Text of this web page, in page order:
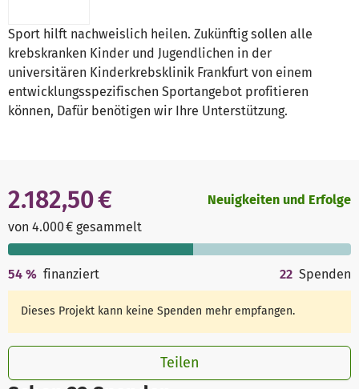
Sport hilft nachweislich heilen. Zukünftig sollen alle
krebskranken Kinder und Jugendlichen in der
universitären Kinderkrebsklinik Frankfurt von einem
entwicklungsspezifischen Sportangebot profitieren
können, Dafür benötigen wir Ihre Unterstützung.
2.182,50 €
von 4.000 € gesammelt
Neuigkeiten und Erfolge
54 % finanziert 22 Spenden
Dieses Projekt kann keine Spenden mehr empfangen.
Teilen